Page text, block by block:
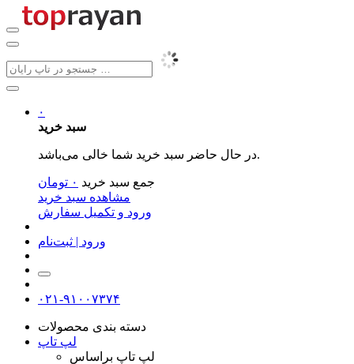
۰
سبد خرید
در حال حاضر سبد خرید شما خالی می‌باشد.
جمع سبد خرید ۰ تومان
مشاهده سبد خرید
ورود و تکمیل سفارش
ورود | ثبت‌نام
۰۲۱-۹۱۰۰۷۳۷۴
دسته بندی محصولات
لپ تاپ
لپ تاپ براساس